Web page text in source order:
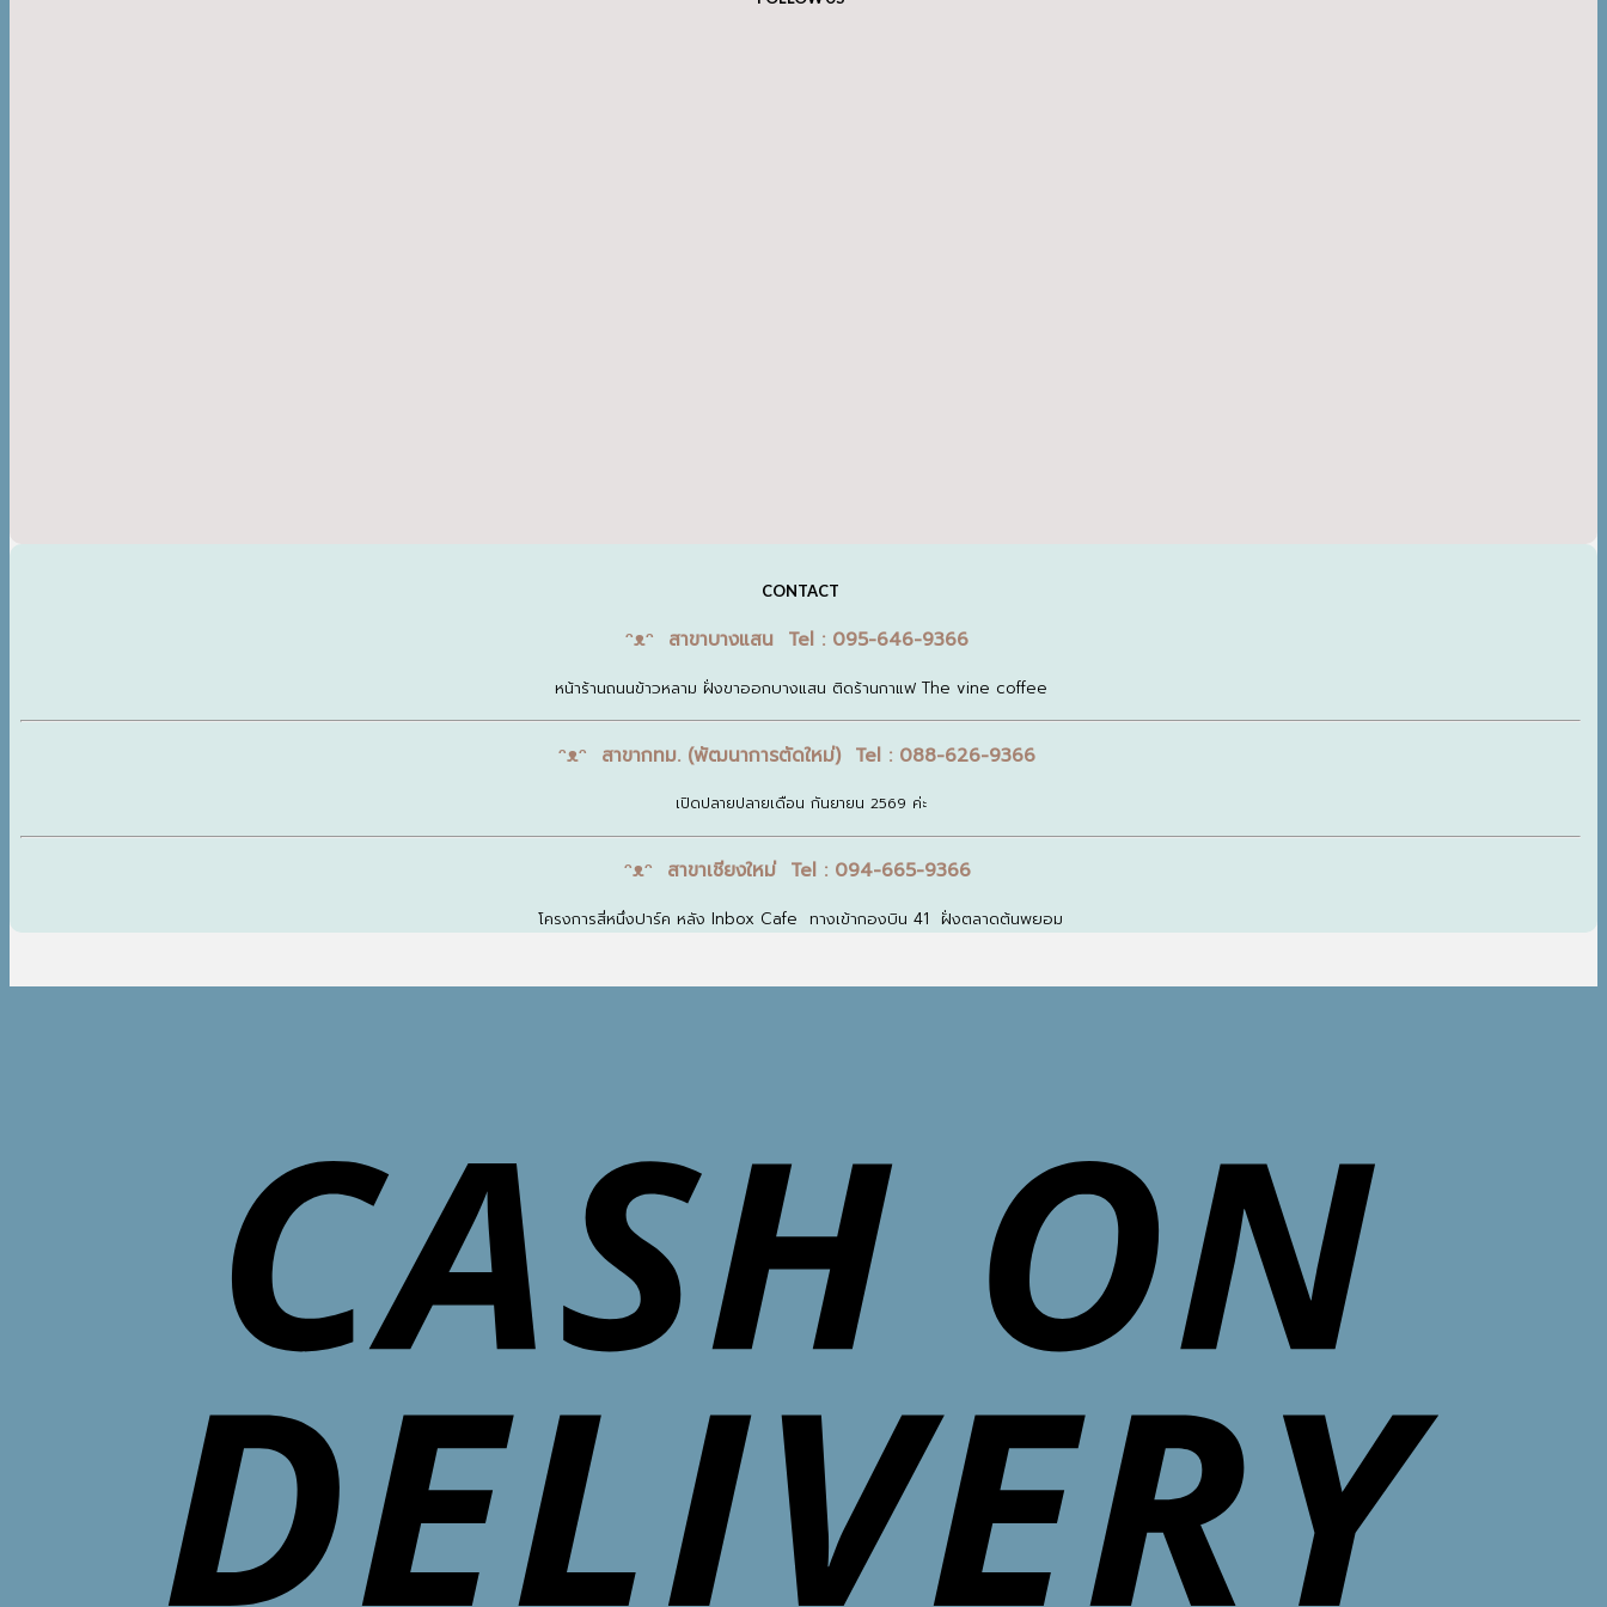
CONTACT
ᵔᴥᵔ สาขาบางแสน Tel : 095-646-9366
หน้าร้านถนนข้าวหลาม ฝั่งขาออกบางแสน ติดร้านกาแฟ The vine coffee
ᵔᴥᵔ สาขากทม. (พัฒนาการตัดใหม่) Tel : 088-626-9366
เปิดปลายปลายเดือน กันยายน 2569 ค่ะ
ᵔᴥᵔ สาขาเชียงใหม่ Tel : 094-665-9366
โครงการสี่หนึ่งปาร์ค หลัง Inbox Cafe ทางเข้ากองบิน 41 ฝั่งตลาดต้นพยอม